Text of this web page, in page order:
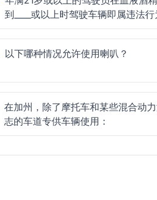
到____或以上时驾驶车辆即属违法行
以下哪种情况允许使用喇叭？
在加州，除了摩托车和某些混合动
志的车道专供车辆使用：